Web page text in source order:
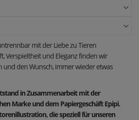
mit der Liebe zu Tieren
Verspieltheit und Eleganz finden wir
und den Wunsch, immer wieder etwas
in Zusammenarbeit mit der
Marke und dem Papiergeschäft Epipi.
die speziell für unseren